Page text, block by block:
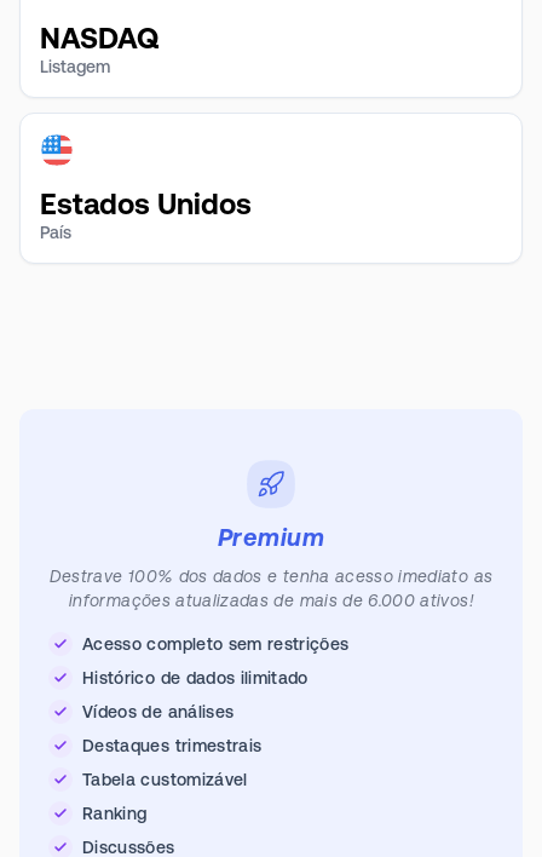
NASDAQ
Listagem
Estados Unidos
País
Premium
Destrave 100% dos dados e tenha acesso imediato as
informações atualizadas de mais de 6.000 ativos!
Acesso completo sem restrições
Histórico de dados ilimitado
Vídeos de análises
Destaques trimestrais
Tabela customizável
Ranking
Discussões